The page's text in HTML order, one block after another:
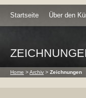
Startseite Über den
Home >Archiv > Zeichnungen